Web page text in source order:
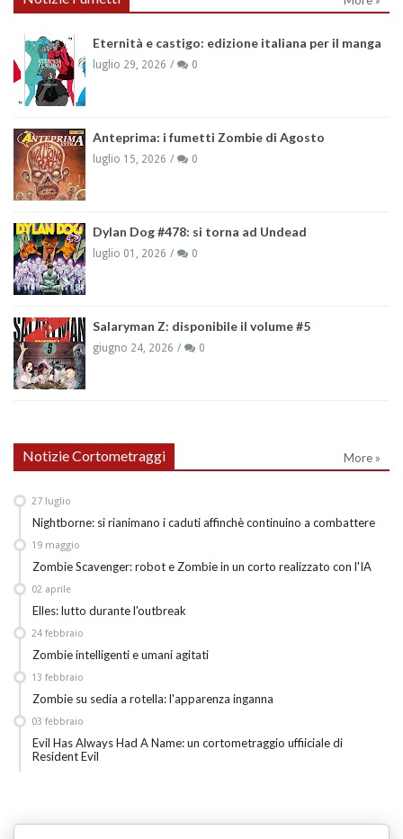
Eternità e castigo: edizione italiana per il manga
luglio 29, 2026 0
Anteprima: i fumetti Zombie di Agosto
luglio 15, 2026 0
Dylan Dog #478: si torna ad Undead
luglio 01, 2026 0
Salaryman Z: disponibile il volume #5
giugno 24, 2026 0
Notizie Cortometraggi More »
Nightborne: si rianimano i caduti affinchè continuino a combattere
27 luglio
Zombie Scavenger: robot e Zombie in un corto realizzato con l'IA
19 maggio
Elles: lutto durante l'outbreak
02 aprile
Zombie intelligenti e umani agitati
24 febbraio
Zombie su sedia a rotella: l'apparenza inganna
13 febbraio
Evil Has Always Had A Name: un cortometraggio uffiiciale di
Resident Evil
03 febbraio